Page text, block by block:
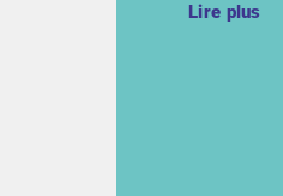
Lire plus